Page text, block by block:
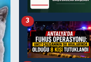
3